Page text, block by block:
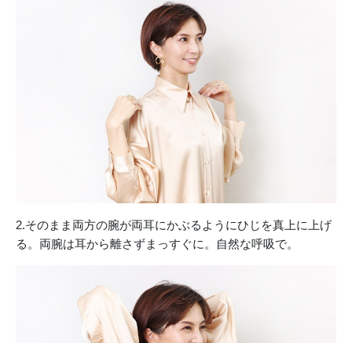
2.そのまま両方の腕が両耳にかぶるようにひじを真上に上げ
る。両腕は耳から離さずまっすぐに。自然な呼吸で。